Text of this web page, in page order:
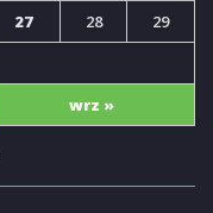
wrz »
27 28
29